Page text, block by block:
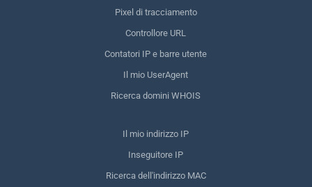
Pixel di tracciamento
Controllore URL
Contatori IP e barre utente
Il mio UserAgent
Ricerca domini WHOIS
Il mio indirizzo IP
Inseguitore IP
Ricerca dell'indirizzo MAC